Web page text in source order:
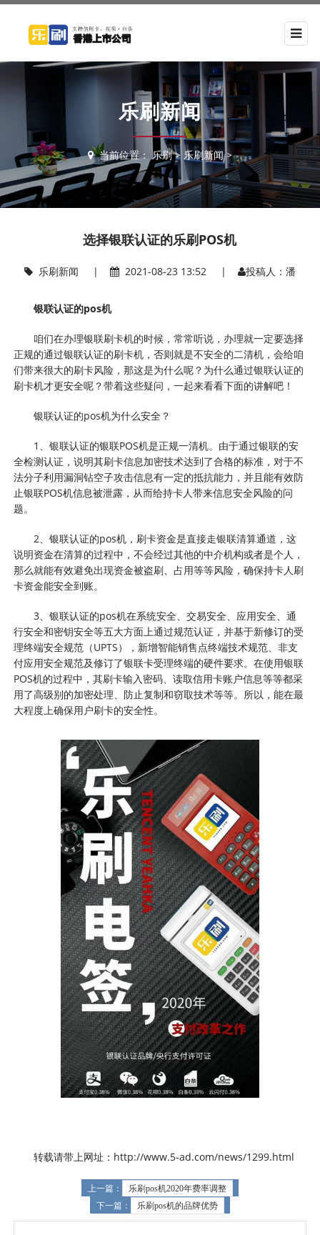
乐刷新闻
当前位置： 乐刷> 乐刷新闻>
选择银联认证的乐刷POS机
乐刷新闻 | 2021-08-23 13:52 | 投稿人：潘
银联认证的pos机
咱们在办理银联刷卡机的时候，常常听说，办理就一定要选择
正规的通过银联认证的刷卡机，否则就是不安全的二清机，会给咱
们带来很大的刷卡风险，那这是为什么呢？为什么通过银联认证的
刷卡机才更安全呢？带着这些疑问，一起来看看下面的讲解吧！
银联认证的pos机为什么安全？
1、银联认证的银联POS机是正规一清机。由于通过银联的安
全检测认证，说明其刷卡信息加密技术达到了合格的标准，对于不
法分子利用漏洞钻空子攻击信息有一定的抵抗能力，并且能有效防
止银联POS机信息被泄露，从而给持卡人带来信息安全风险的问
题。
2、银联认证的pos机，刷卡资金是直接走银联清算通道，这
说明资金在清算的过程中，不会经过其他的中介机构或者是个人，
那么就能有效避免出现资金被盗刷、占用等等风险，确保持卡人刷
卡资金能安全到账。
​3、银联认证的pos机在系统安全、交易安全、应用安全、通
行安全和密钥安全等五大方面上通过规范认证，并基于新修订的受
理终端安全规范（UPTS），新增智能销售点终端技术规范、非支
付应用安全规范及修订了银联卡受理终端的硬件要求。在使用银联
POS机的过程中，其刷卡输入密码、读取信用卡账户信息等等都采
用了高级别的加密处理、防止复制和窃取技术等等。所以，能在最
大程度上确保用户刷卡的安全性。
转载请带上网址：http://www.5-ad.com/news/1299.html
上一篇：
乐刷pos机2020年费率调整
下一篇：
乐刷pos机的品牌优势